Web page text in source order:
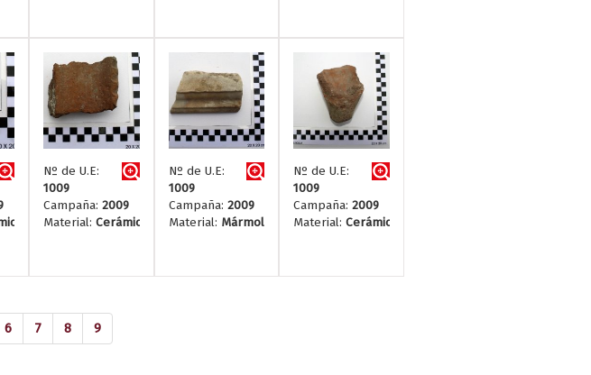
Nº de U.E:
1009
Campaña: 2009
Material: Cerámica
Nº de U.E:
1009
Campaña: 2009
Material: Mármol
Nº de U.E:
1009
Campaña:2009
Material:Cerámica
6 7 8 9